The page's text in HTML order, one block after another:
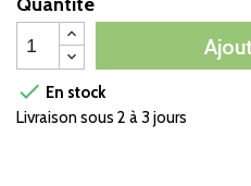
 En stock
Livraison sous 2 à 3 jours